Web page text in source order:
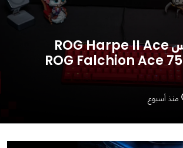
نظرة على ماوس ROG Harpe II Ace
ولوحة مفاتيح ROG Falchion Ace 75
منذ أسبوع